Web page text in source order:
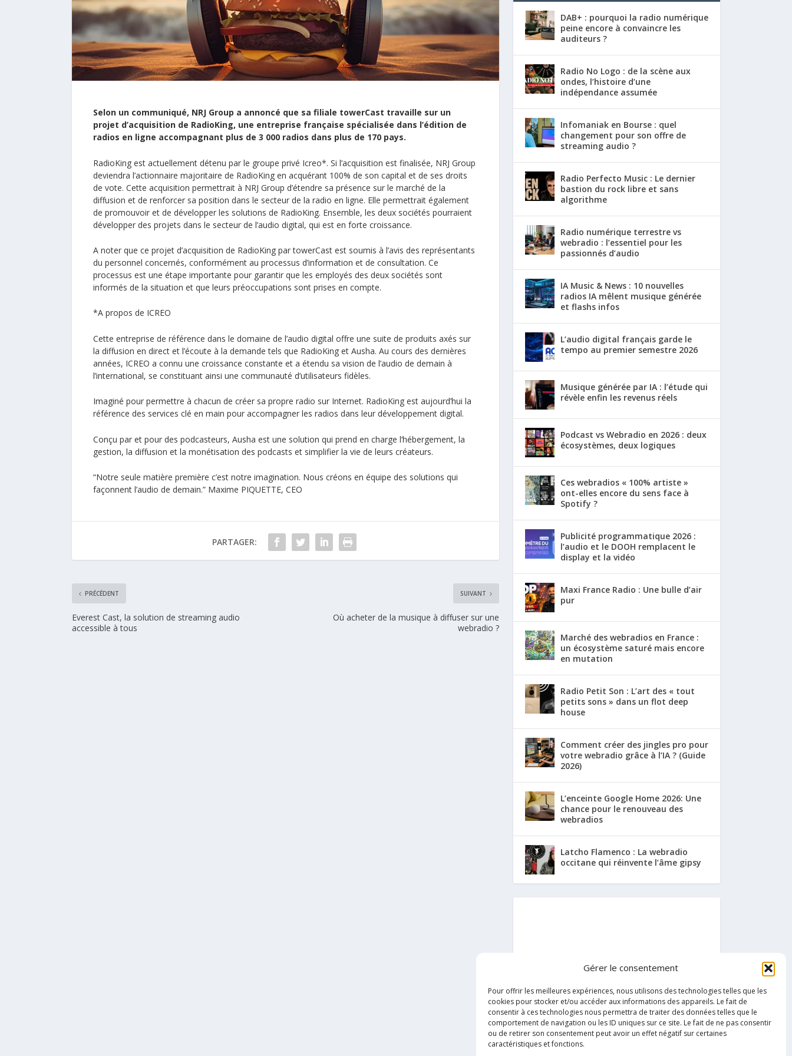
Gérer le consentement
Pour offrir les meilleures expériences, nous utilisons des technologies telles que les
cookies pour stocker et/ou accéder aux informations des appareils. Le fait de
consentir à ces technologies nous permettra de traiter des données telles que le
comportement de navigation ou les ID uniques sur ce site. Le fait de ne pas consentir
ou de retirer son consentement peut avoir un effet négatif sur certaines
caractéristiques et fonctions.
Selon un communiqué, NRJ Group a annoncé que sa filiale towerCast travaille sur un
projet d’acquisition de RadioKing, une entreprise française spécialisée dans l’édition de
radios en ligne accompagnant plus de 3 000 radios dans plus de 170 pays.
RadioKing est actuellement détenu par le groupe privé Icreo*. Si l’acquisition est finalisée, NRJ Group
deviendra l’actionnaire majoritaire de RadioKing en acquérant 100% de son capital et de ses droits
de vote. Cette acquisition permettrait à NRJ Group d’étendre sa présence sur le marché de la
diffusion et de renforcer sa position dans le secteur de la radio en ligne. Elle permettrait également
de promouvoir et de développer les solutions de RadioKing. Ensemble, les deux sociétés pourraient
développer des projets dans le secteur de l’audio digital, qui est en forte croissance.
A noter que ce projet d’acquisition de RadioKing par towerCast est soumis à l’avis des représentants
du personnel concernés, conformément au processus d’information et de consultation. Ce
processus est une étape importante pour garantir que les employés des deux sociétés sont
informés de la situation et que leurs préoccupations sont prises en compte.
*A propos de ICREO
Cette entreprise de référence dans le domaine de l’audio digital offre une suite de produits axés sur
la diffusion en direct et l’écoute à la demande tels que RadioKing et Ausha. Au cours des dernières
années, ICREO a connu une croissance constante et a étendu sa vision de l’audio de demain à
l’international, se constituant ainsi une communauté d’utilisateurs fidèles.
Imaginé pour permettre à chacun de créer sa propre radio sur Internet. RadioKing est aujourd’hui la
référence des services clé en main pour accompagner les radios dans leur développement digital.
Conçu par et pour des podcasteurs, Ausha est une solution qui prend en charge l’hébergement, la
gestion, la diffusion et la monétisation des podcasts et simplifier la vie de leurs créateurs.
“Notre seule matière première c’est notre imagination. Nous créons en équipe des solutions qui
façonnent l’audio de demain.” Maxime PIQUETTE, CEO
PARTAGER:
PRÉCÉDENT
Everest Cast, la solution de streaming audio
accessible à tous
SUIVANT
Où acheter de la musique à diffuser sur une
webradio ?
DAB+ : pourquoi la radio numérique
peine encore à convaincre les
auditeurs ?
Radio No Logo : de la scène aux
ondes, l’histoire d’une
indépendance assumée
Infomaniak en Bourse : quel
changement pour son offre de
streaming audio ?
Radio Perfecto Music : Le dernier
bastion du rock libre et sans
algorithme
Radio numérique terrestre vs
webradio : l’essentiel pour les
passionnés d’audio
IA Music & News : 10 nouvelles
radios IA mêlent musique générée
et flashs infos
L’audio digital français garde le
tempo au premier semestre 2026
Musique générée par IA : l’étude qui
révèle enfin les revenus réels
Podcast vs Webradio en 2026 : deux
écosystèmes, deux logiques
Ces webradios « 100% artiste »
ont-elles encore du sens face à
Spotify ?
Publicité programmatique 2026 :
l’audio et le DOOH remplacent le
display et la vidéo
Maxi France Radio : Une bulle d’air
pur
Marché des webradios en France :
un écosystème saturé mais encore
en mutation
Radio Petit Son : L’art des « tout
petits sons » dans un flot deep
house
Comment créer des jingles pro pour
votre webradio grâce à l’IA ? (Guide
2026)
L’enceinte Google Home 2026: Une
chance pour le renouveau des
webradios
Latcho Flamenco : La webradio
occitane qui réinvente l’âme gipsy